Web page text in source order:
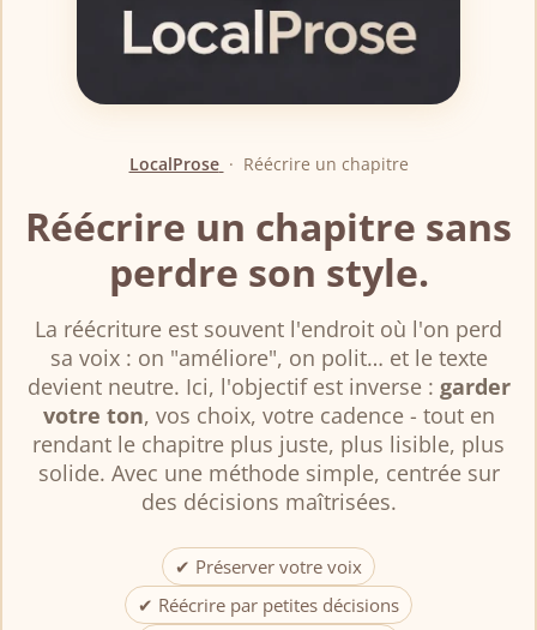
LocalProse · Réécrire un chapitre
Réécrire un chapitre sans
perdre son style.
La réécriture est souvent l'endroit où l'on perd
sa voix : on "améliore", on polit… et le texte
devient neutre. Ici, l'objectif est inverse : garder
votre ton, vos choix, votre cadence - tout en
rendant le chapitre plus juste, plus lisible, plus
solide. Avec une méthode simple, centrée sur
des décisions maîtrisées.
✔ Préserver votre voix
✔ Réécrire par petites décisions